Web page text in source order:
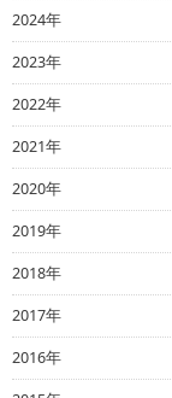
2024年
2023年
2022年
2021年
2020年
2019年
2018年
2017年
2016年